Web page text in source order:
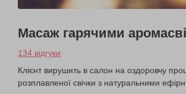
Масаж гарячими
134 відгуки
Клієнт вирушить в салон на оздоровчу
розплавленої свічки з натуральними